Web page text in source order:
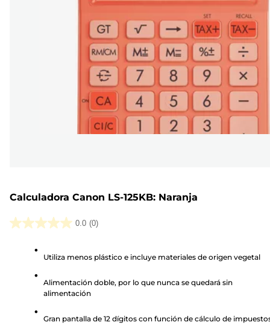
Calculadora Canon LS-125KB: Naranja
0.0 (0)
0.0
estrellas.
Utiliza menos plástico e incluye materiales de origen vegetal
Alimentación doble, por lo que nunca se quedará sin
alimentación
Gran pantalla de 12 dígitos con función de cálculo de